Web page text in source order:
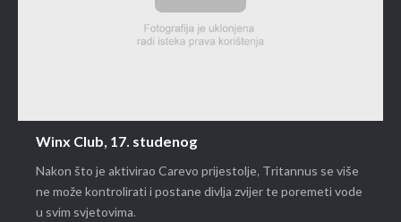
Winx Club, 17. studenog
Nakon što je aktivirao Carevo prijestolje, Tritannus se više
ne može kontrolirati i postane divlja zvijer te poremeti vode
u svim svjetovima.